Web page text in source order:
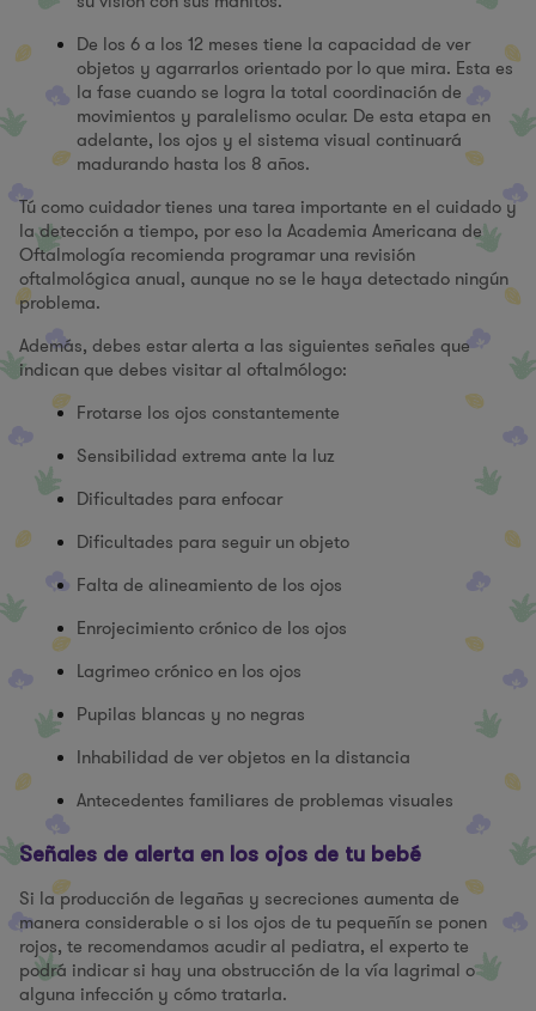
De los 6 a los 12 meses tiene la capacidad de ver
objetos y agarrarlos orientado por lo que mira. Esta es
la fase cuando se logra la total coordinación de
movimientos y paralelismo ocular. De esta etapa en
adelante, los ojos y el sistema visual continuará
madurando hasta los 8 años.
Tú como cuidador tienes una tarea importante en el cuidado y
la detección a tiempo, por eso la Academia Americana de
Oftalmología recomienda programar una revisión
oftalmológica anual, aunque no se le haya detectado ningún
problema.
Además, debes estar alerta a las siguientes señales que
indican que debes visitar al oftalmólogo:
Frotarse los ojos constantemente
Sensibilidad extrema ante la luz
Dificultades para enfocar
Dificultades para seguir un objeto
Falta de alineamiento de los ojos
Enrojecimiento crónico de los ojos
Lagrimeo crónico en los ojos
Pupilas blancas y no negras
Inhabilidad de ver objetos en la distancia
Antecedentes familiares de problemas visuales
Señales de alerta en los ojos de tu bebé
Si la producción de legañas y secreciones aumenta de
manera considerable o si los ojos de tu pequeñín se ponen
rojos, te recomendamos acudir al pediatra, el experto te
podrá indicar si hay una obstrucción de la vía lagrimal o
alguna infección y cómo tratarla.